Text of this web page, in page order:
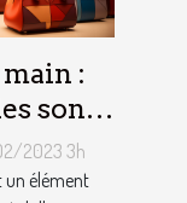
main :
sont
un
2023 3h
un élément